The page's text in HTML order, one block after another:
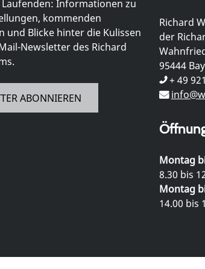
Informationen zu
kommenden
und Blicke hinter die Kulissen
Newsletter des Richard
ABONNIEREN
Richard
der
95444
+ 49
Montag
8.30 bis
Montag
14.00 bis